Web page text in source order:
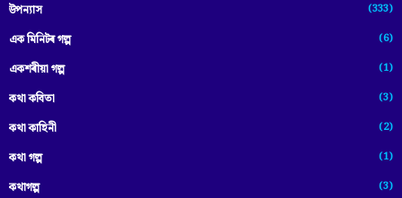
উপন্যাস (333)
এক মিনিটৰ গল্প (6)
একশৰীয়া গল্প (1)
কথা কবিতা (3)
কথা কাহিনী (2)
কথা গল্প (1)
কথাগল্প (3)